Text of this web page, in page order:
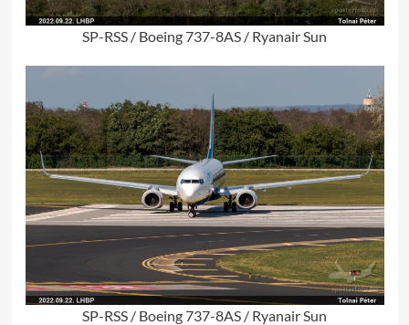
SP-RSS / Boeing 737-8AS / Ryanair Sun
SP-RSS / Boeing 737-8AS / Ryanair Sun